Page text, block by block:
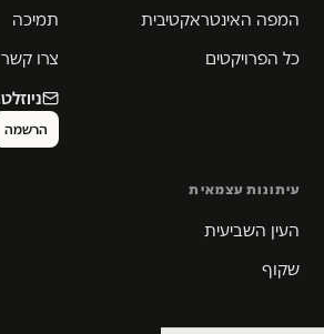
המפה האינטראקטיבית
כל הפרויקטים
תמיכה
צרו קשר
עיתונות עצמאית
העין השביעית
שקוף